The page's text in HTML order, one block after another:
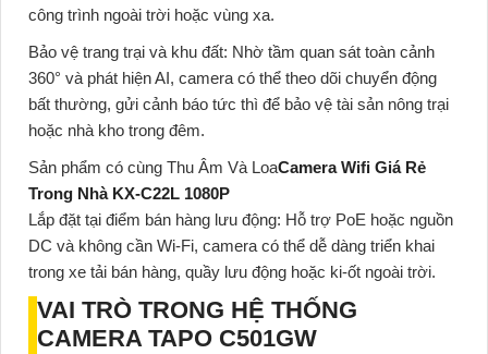
công trình ngoài trời hoặc vùng xa.
Bảo vệ trang trại và khu đất: Nhờ tầm quan sát toàn cảnh
360° và phát hiện AI, camera có thể theo dõi chuyển động
bất thường, gửi cảnh báo tức thì để bảo vệ tài sản nông trại
hoặc nhà kho trong đêm.
Sản phẩm có cùng Thu Âm Và LoaCamera Wifi Giá Rẻ
Trong Nhà KX-C22L 1080P
Lắp đặt tại điểm bán hàng lưu động: Hỗ trợ PoE hoặc nguồn
DC và không cần Wi-Fi, camera có thể dễ dàng triển khai
trong xe tải bán hàng, quầy lưu động hoặc ki-ốt ngoài trời.
VAI TRÒ TRONG HỆ THỐNG
CAMERA TAPO C501GW